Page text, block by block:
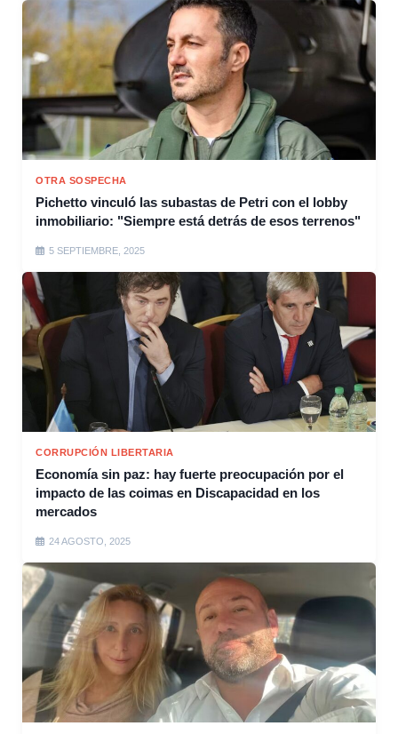
OTRA SOSPECHA
Pichetto vinculó las subastas de Petri con el lobby
inmobiliario: "Siempre está detrás de esos terrenos"
5 SEPTIEMBRE, 2025
CORRUPCIÓN LIBERTARIA
Economía sin paz: hay fuerte preocupación por el
impacto de las coimas en Discapacidad en los
mercados
24 AGOSTO, 2025